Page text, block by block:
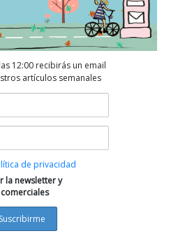
12:00 recibirás un email
artículos semanales
de privacidad
la newsletter y